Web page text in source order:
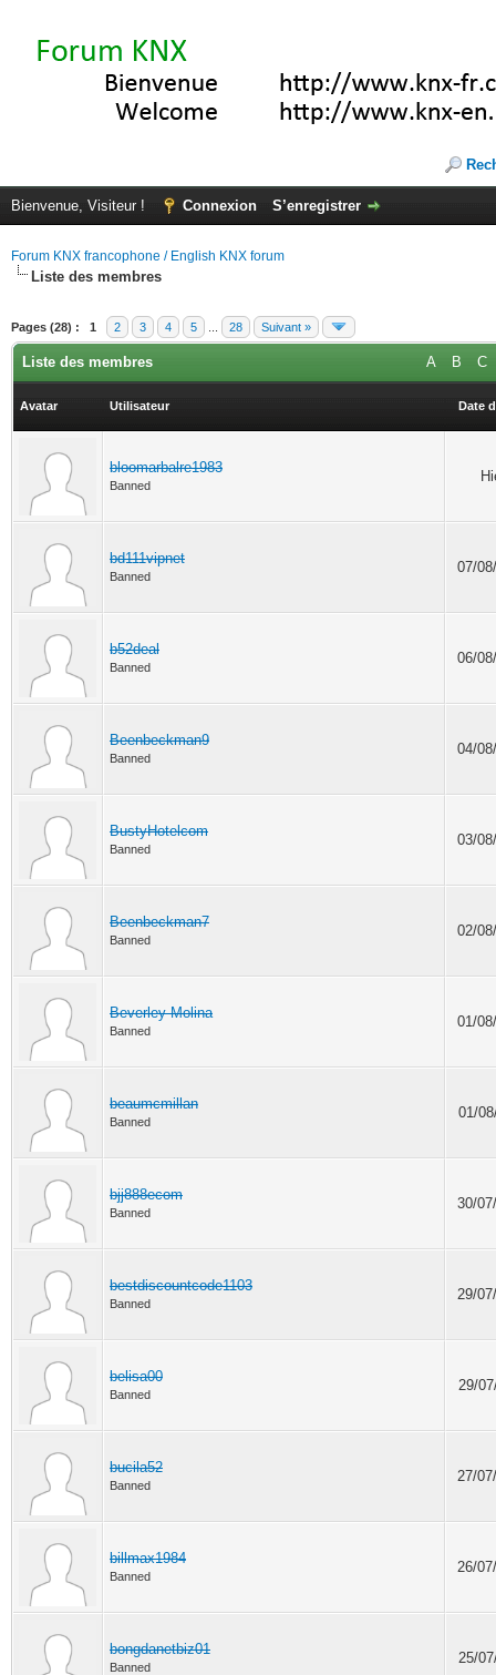
Bienvenue, Visiteur ! Connexion S’enregistrer
Forum KNX francophone / English KNX forum
Liste des membres
Pages (28) : 1 2 3 4 5 28 Suivant »
A B C
Liste des membres
Avatar Utilisateur Date
bloomarbalre1983
Banned
bd111vipnet
Banned
07/
b52deal
Banned
06/
Beenbeckman9
Banned
04/
BustyHotelcom
Banned
03/
Beenbeckman7
Banned
02/
Beverley Molina
Banned
01/
beaumcmillan
Banned
01/
bjj888ecom
Banned
30/
bestdiscountcode1103
Banned
29/
belisa00
Banned
29/
bucila52
Banned
27/
billmax1984
Banned
26/
bongdanetbiz01
Banned
25/